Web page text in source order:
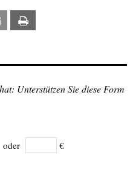
Email
Unterstützen Sie diese Form
oder €